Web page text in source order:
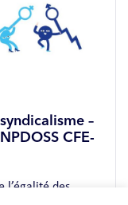
–
CFE-
l’égalité des